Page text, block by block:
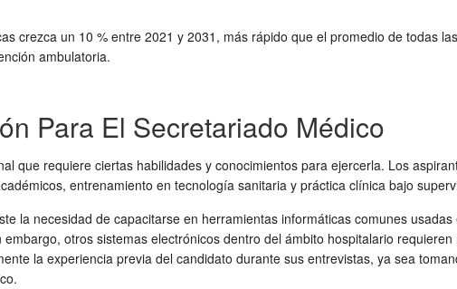
crezca un 10 % entre 2021 y 2031, más rápido que el promedio de todas
ambulatoria.
Para El Secretariado Médico
que requiere ciertas habilidades y conocimientos para ejercerla. Los
entrenamiento en tecnología sanitaria y práctica clínica bajo
la necesidad de capacitarse en herramientas informáticas comunes
otros sistemas electrónicos dentro del ámbito hospitalario
la experiencia previa del candidato durante sus entrevistas, ya sea